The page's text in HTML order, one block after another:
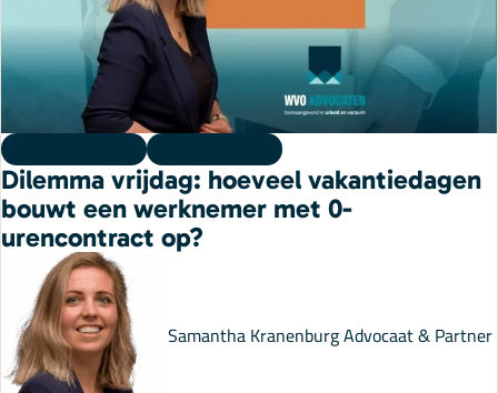
Kennisbank
Cursussen
Podcasts
Over ons
Dilemma vrijdag: hoeveel vakantiedagen
bouwt een werknemer met 0-
urencontract op?
Samantha KranenburgAdvocaat & Partner